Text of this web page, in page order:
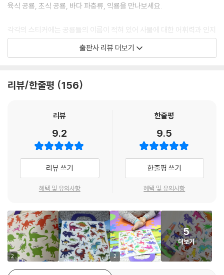
육식 공룡, 초식 공룡, 바다 파충류, 익룡을 만나보세요.
각각의 스티커에는 공룡들의 이름이 적혀 있어 사물에 대한 어휘력과 인지
력을 기를 수 있어요.
‘뿔이 멋진 트리케라톱스, 사냥 왕 티라노사우루스’ 어려운 공룡 이름도 척
다 붙이면 멋진 인지 그림판이 되기도 합니다.
손잡이가 달린 가방 모양이랑 주말 나들이 갈 때 손 쉽게 들고 갈 수 있어
잃어버릴 염려도 없답니다.
출판사 리뷰 더보기
리뷰/한줄평 156
리뷰
9.2
리뷰 쓰기
혜택 및 유의사항
한줄평
9.5
한줄평 쓰기
혜택 및 유의사항
2 2
5
더보기